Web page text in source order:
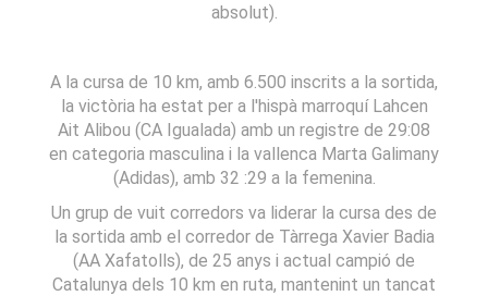
absolut).
A la cursa de 10 km, amb 6.500 inscrits a la sortida,
la victòria ha estat per a l'hispà marroquí Lahcen
Ait Alibou (CA Igualada) amb un registre de 29:08
en categoria masculina i la vallenca Marta Galimany
(Adidas), amb 32 :29 a la femenina.
Un grup de vuit corredors va liderar la cursa des de
la sortida amb el corredor de Tàrrega Xavier Badia
(AA Xafatolls), de 25 anys i actual campió de
Catalunya dels 10 km en ruta, mantenint un tancat